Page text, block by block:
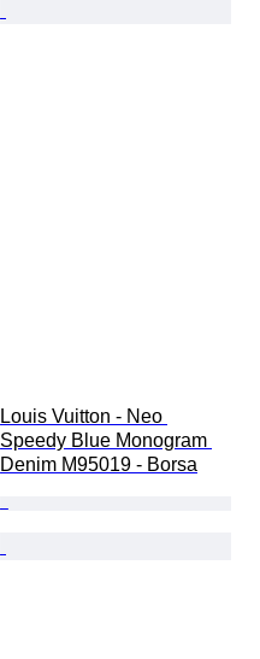
Louis Vuitton - Neo
Speedy Blue Monogram
Denim M95019 - Borsa